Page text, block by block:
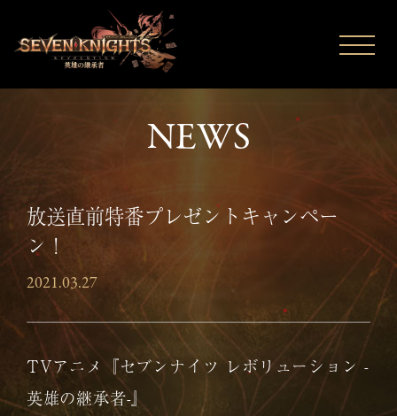
NEWS
放送直前特番プレゼントキャンペー
ン！
2021.03.27
TVアニメ『セブンナイツ レボリューション -
英雄の継承者-』